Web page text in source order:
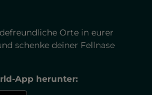
Orte in eurer
schenke deiner Fellnase
App herunter: